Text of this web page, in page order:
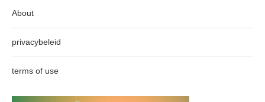
About
privacybeleid
terms of use